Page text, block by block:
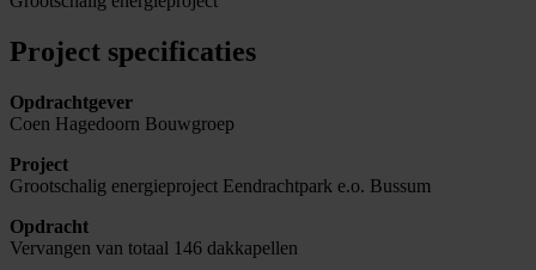
Project specificaties
Opdrachtgever
Coen Hagedoorn Bouwgroep
Project
Grootschalig energieproject Eendrachtpark e.o. Bussum
Opdracht
Vervangen van totaal 146 dakkapellen